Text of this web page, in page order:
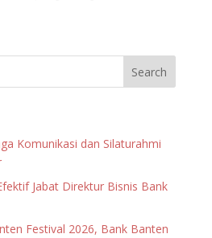
Komunikasi dan Silaturahmi
Jabat Direktur Bisnis Bank
Festival 2026, Bank Banten